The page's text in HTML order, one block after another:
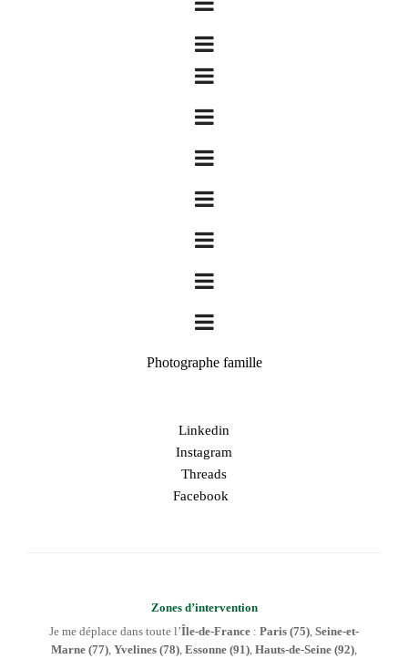
Photographe famille
Linkedin
Instagram
Threads
Facebook
Zones d’intervention
Je me déplace dans toute l’Île-de-France : Paris (75) Seine-et-
Marne (77) Yvelines (78) Essonne (91) Hauts-de-Seine (92)